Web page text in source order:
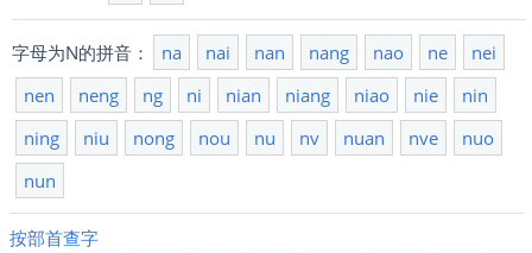
字母为N的拼音： na nai nan nang nao ne
nei
nen
neng ng ni nian niang niao nie
nin
ning
niu nong nou nu nv nuan nve
nuo
nun
按部首查字